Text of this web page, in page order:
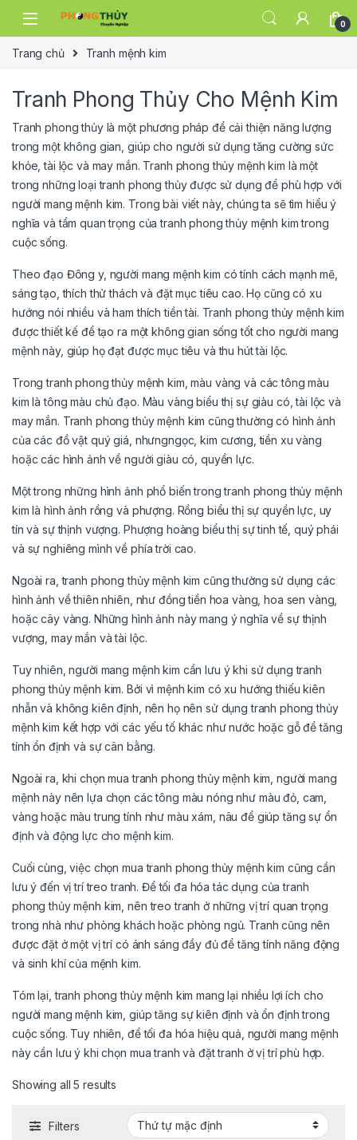
0
Trang chủ Tranh mệnh kim
Tranh Phong Thủy Cho Mệnh Kim
Tranh phong thủy là một phương pháp để cải thiện năng lượng
trong một không gian, giúp cho người sử dụng tăng cường sức
khỏe, tài lộc và may mắn. Tranh phong thủy mệnh kim là một
trong những loại tranh phong thủy được sử dụng để phù hợp với
người mang mệnh kim. Trong bài viết này, chúng ta sẽ tìm hiểu ý
nghĩa và tầm quan trọng của tranh phong thủy mệnh kim trong
cuộc sống.
Theo đạo Đông y, người mang mệnh kim có tính cách mạnh mẽ,
sáng tạo, thích thử thách và đặt mục tiêu cao. Họ cũng có xu
hướng nói nhiều và ham thích tiền tài. Tranh phong thủy mệnh kim
được thiết kế để tạo ra một không gian sống tốt cho người mang
mệnh này, giúp họ đạt được mục tiêu và thu hút tài lộc.
Trong tranh phong thủy mệnh kim, màu vàng và các tông màu
kim là tông màu chủ đạo. Màu vàng biểu thị sự giàu có, tài lộc và
may mắn. Tranh phong thủy mệnh kim cũng thường có hình ảnh
của các đồ vật quý giá, nhưngngọc, kim cương, tiền xu vàng
hoặc các hình ảnh về người giàu có, quyền lực.
Một trong những hình ảnh phổ biến trong tranh phong thủy mệnh
kim là hình ảnh rồng và phượng. Rồng biểu thị sự quyền lực, uy
tín và sự thịnh vượng. Phượng hoàng biểu thị sự tinh tế, quý phái
và sự nghiêng mình về phía trời cao.
Ngoài ra, tranh phong thủy mệnh kim cũng thường sử dụng các
hình ảnh về thiên nhiên, như đồng tiền hoa vàng, hoa sen vàng,
hoặc cây vàng. Những hình ảnh này mang ý nghĩa về sự thịnh
vượng, may mắn và tài lộc.
Tuy nhiên, người mang mệnh kim cần lưu ý khi sử dụng tranh
phong thủy mệnh kim. Bởi vì mệnh kim có xu hướng thiếu kiên
nhẫn và không kiên định, nên họ nên sử dụng tranh phong thủy
mệnh kim kết hợp với các yếu tố khác như nước hoặc gỗ để tăng
tính ổn định và sự cân bằng.
Ngoài ra, khi chọn mua tranh phong thủy mệnh kim, người mang
mệnh này nên lựa chọn các tông màu nóng như màu đỏ, cam,
vàng hoặc màu trung tính như màu xám, nâu để giúp tăng sự ổn
định và động lực cho mệnh kim.
Cuối cùng, việc chọn mua tranh phong thủy mệnh kim cũng cần
lưu ý đến vị trí treo tranh. Để tối đa hóa tác dụng của tranh
phong thủy mệnh kim, nên treo tranh ở những vị trí quan trọng
trong nhà như phòng khách hoặc phòng ngủ. Tranh cũng nên
được đặt ở một vị trí có ánh sáng đầy đủ để tăng tính năng động
và sinh khí của mệnh kim.
Tóm lại, tranh phong thủy mệnh kim mang lại nhiều lợi ích cho
người mang mệnh kim, giúp tăng sự kiên định và ổn định trong
cuộc sống. Tuy nhiên, để tối đa hóa hiệu quả, người mang mệnh
này cần lưu ý khi chọn mua tranh và đặt tranh ở vị trí phù hợp.
Showing all 5 results
Filters